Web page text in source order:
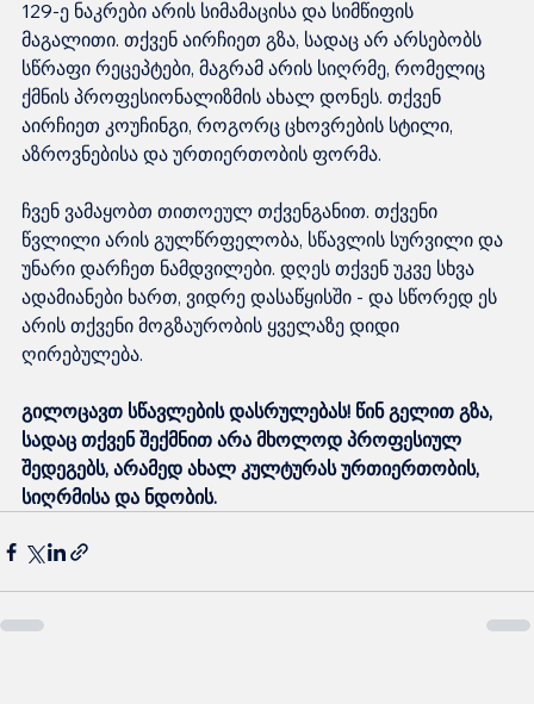
129-ე ნაკრები არის სიმამაცისა და სიმწიფის
მაგალითი. თქვენ აირჩიეთ გზა, სადაც არ არსებობს
სწრაფი რეცეპტები, მაგრამ არის სიღრმე, რომელიც
ქმნის პროფესიონალიზმის ახალ დონეს. თქვენ
აირჩიეთ კოუჩინგი, როგორც ცხოვრების სტილი,
აზროვნებისა და ურთიერთობის ფორმა.
ჩვენ ვამაყობთ თითოეულ თქვენგანით. თქვენი
წვლილი არის გულწრფელობა, სწავლის სურვილი და
უნარი დარჩეთ ნამდვილები. დღეს თქვენ უკვე სხვა
ადამიანები ხართ, ვიდრე დასაწყისში - და სწორედ ეს
არის თქვენი მოგზაურობის ყველაზე დიდი
ღირებულება.
გილოცავთ სწავლების დასრულებას! წინ გელით გზა,
სადაც თქვენ შექმნით არა მხოლოდ პროფესიულ
შედეგებს, არამედ ახალ კულტურას ურთიერთობის,
სიღრმისა და ნდობის.